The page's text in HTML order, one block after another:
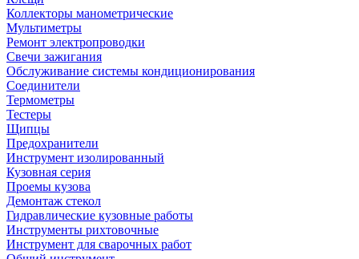
Коллекторы манометрические
Мультиметры
Ремонт электропроводки
Свечи зажигания
Обслуживание системы кондиционирования
Соединители
Термометры
Тестеры
Щипцы
Предохранители
Инструмент изолированный
Кузовная серия
Проемы кузова
Демонтаж стекол
Гидравлические кузовные работы
Инструменты рихтовочные
Инструмент для сварочных работ